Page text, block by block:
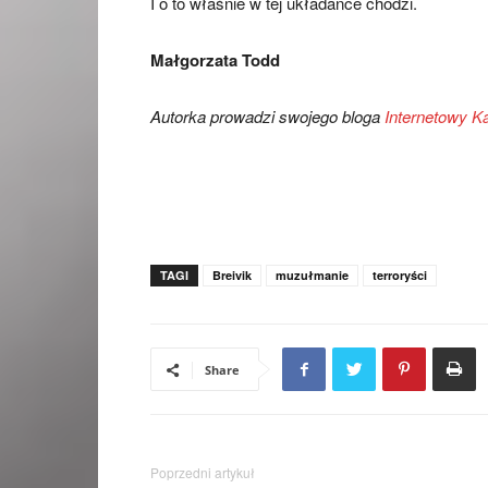
Małgorzata Todd
Autorka prowadzi swojego bloga Internetowy
TAGI Breivik muzułmanie terroryści
Share
Poprzedni artykuł